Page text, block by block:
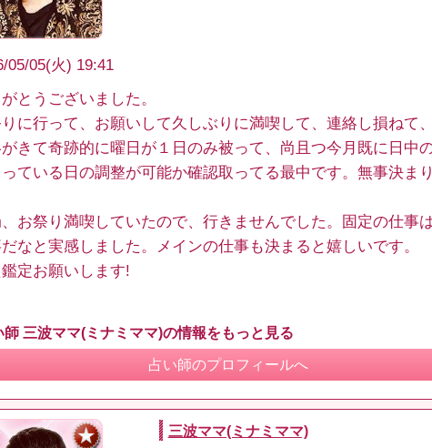
05/05(火) 19:41
とうございました。
に行って、お願いして久しぶりに満喫して、連絡し損ねて
きて奇跡的に曜日が１日のみ被って、尚且つ今月既に日中
ている日の調整が可能か確認取ってる最中です。無事決ま
お祭り満喫していたので、行きませんでした。固定の仕事
なと実感しました。メインの仕事も決まると嬉しいです。
鑑定お願いします!
師 三波ママ(ミナミママ)の情報をもっと見る
占い師のプロフィールへ
三波ママ(ミナミママ)